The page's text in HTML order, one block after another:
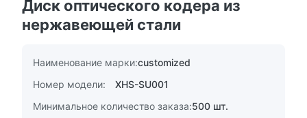
Диск оптического кодера из
нержавеющей стали
Наименование марки:customized
Номер модели:
XHS-SU001
Минимальное количество заказа:500 шт.